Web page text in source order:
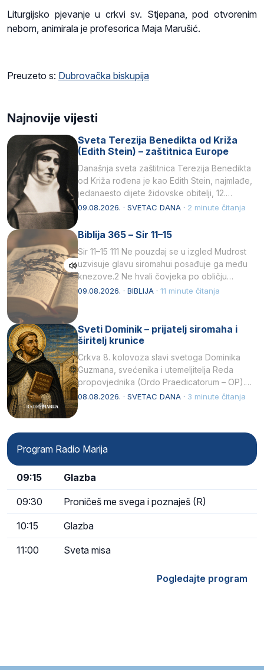
Liturgijsko pjevanje u crkvi sv. Stjepana, pod otvorenim
nebom, animirala je profesorica Maja Marušić.
Preuzeto s: Dubrovačka biskupija
Najnovije vijesti
Sveta Terezija Benedikta od Križa
(Edith Stein) – zaštitnica Europe
Današnja sveta zaštitnica Terezija Benedikta
od Križa rođena je kao Edith Stein, najmlađe,
jedanaesto dijete židovske obitelji, 12.
listopada 1891, u Wrocławu…
09.08.2026. · SVETAC DANA · 2 minute čitanja
Biblija 365 – Sir 11–15
Sir 11–15 111 Ne pouzdaj se u izgled Mudrost
uzvisuje glavu siromahui posađuje ga među
knezove.2 Ne hvali čovjeka po obličju
njegovui…
09.08.2026. · BIBLIJA · 11 minute čitanja
Sveti Dominik – prijatelj siromaha i
širitelj krunice
Crkva 8. kolovoza slavi svetoga Dominika
Guzmana, svećenika i utemeljitelja Reda
propovjednika (Ordo Praedicatorum – OP).
Svojim životom, dubokom ljubavlju prema
08.08.2026. · SVETAC DANA · 3 minute čitanja
Program Radio Marija
09:15 Glazba
09:30 Proničeš me svega i poznaješ (R)
10:15 Glazba
11:00 Sveta misa
Pogledajte program